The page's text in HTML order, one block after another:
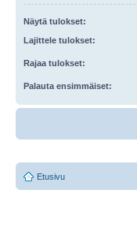
Näytä tulokset:
Lajittele tulokset:
Rajaa tulokset:
Palauta ensimmäiset:
Etusivu